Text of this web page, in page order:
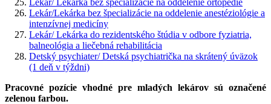
Lekár/Lekárka bez špecializácie na oddelenie anestéziológie a
intenzívnej medicíny
Lekár/ Lekárka do rezidentského štúdia v odbore fyziatria,
balneológia a liečebná rehabilitácia
Detský psychiater/ Detská psychiatrička na skrátený úväzok
(1 deň v týždni)
Pracovné pozície vhodné pre mladých lekárov sú označené
zelenou farbou.